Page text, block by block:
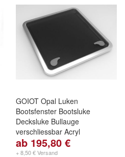
GOIOT Opal Luken
Bootsfenster Bootsluke
Decksluke Bullauge
verschliessbar Acryl
ab 195,80 €
+ 8,50 € Versand